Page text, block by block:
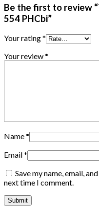
Be the first to review
554 PHCbi”
Your rating*
Your review*
Name*
Email*
Save my name, email,
next time I comment.